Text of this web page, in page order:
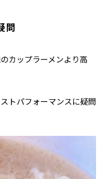
問
カップラーメンより高
トパフォーマンスに疑問